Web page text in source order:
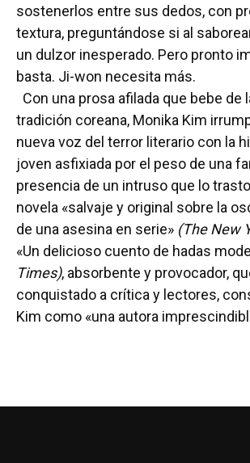
sostenerlos entre sus dedos, con
textura, preguntándose si al
un dulzor inesperado. Pero pronto
basta. Ji-won necesita más.
Con una prosa afilada que bebe de
tradición coreana, Monika Kim
nueva voz del terror literario con la
joven asfixiada por el peso de una
presencia de un intruso que lo
novela «salvaje y original sobre la
de una asesina en serie» (The New
«Un delicioso cuento de hadas
Times), absorbente y provocador,
conquistado a crítica y lectores,
Kim como «una autora